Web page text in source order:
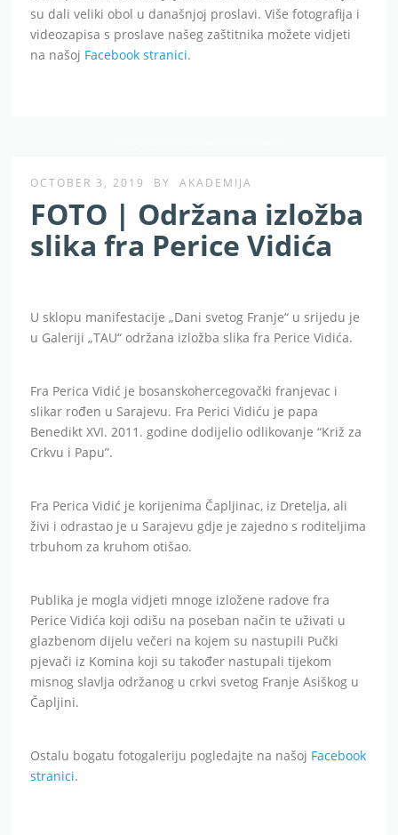
su dali veliki obol u današnjoj proslavi. Više fotografija i
videozapisa s proslave našeg zaštitnika možete vidjeti
na našoj Facebook stranici.
OCTOBER 3, 2019 BY AKADEMIJA
FOTO | Održana izložba
slika fra Perice Vidića
U sklopu manifestacije „Dani svetog Franje“ u srijedu je
u Galeriji „TAU“ održana izložba slika fra Perice Vidića.
Fra Perica Vidić je bosanskohercegovački franjevac i
slikar rođen u Sarajevu. Fra Perici Vidiću je papa
Benedikt XVI. 2011. godine dodijelio odlikovanje “Križ za
Crkvu i Papu”.
Fra Perica Vidić je korijenima Čapljinac, iz Dretelja, ali
živi i odrastao je u Sarajevu gdje je zajedno s roditeljima
trbuhom za kruhom otišao.
Publika je mogla vidjeti mnoge izložene radove fra
Perice Vidića koji odišu na poseban način te uživati u
glazbenom dijelu večeri na kojem su nastupili Pučki
pjevači iz Komina koji su također nastupali tijekom
misnog slavlja održanog u crkvi svetog Franje Asiškog u
Čapljini.
Ostalu bogatu fotogaleriju pogledajte na našoj Facebook
stranici.